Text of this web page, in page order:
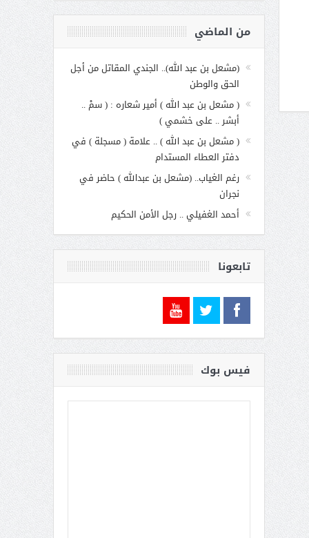
(مشعل بن عبد الله).. الجندي المقاتل من أجل
الحق والوطن
( مشعل بن عبد الله ) أمير شعاره : ( سمْ ..
أبشر .. على خشمي )
( مشعل بن عبد الله ) .. علامة ( مسجلة ) في
دفتر العطاء المستدام
رغم الغياب.. (مشعل بن عبدالله ) حاضر في
نجران
أحمد الغفيلي .. رجل الأمن الحكيم